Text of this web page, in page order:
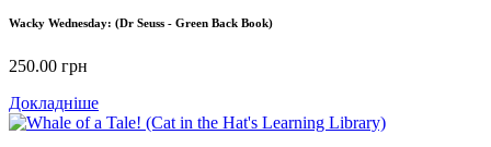
Wacky Wednesday: (Dr Seuss - Green Back Book)
250.00 грн
Докладніше